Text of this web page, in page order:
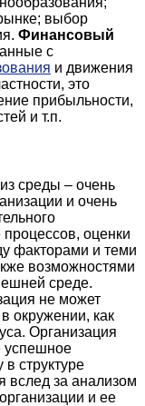
выбор
Финансовый
с
и движения
это
прибыльности,
и т.п.
среды – очень
и очень
оценки
факторами и теми
возможностями
среде.
не может
окружении, как
Организация
успешное
структуре
вслед за анализом
и ее